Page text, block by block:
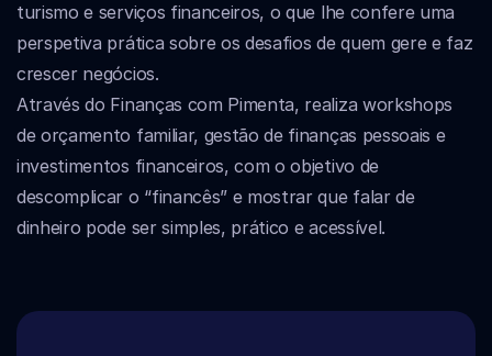
turismo e serviços financeiros, o que lhe confere uma
perspetiva prática sobre os desafios de quem gere e faz
crescer negócios.
Através do Finanças com Pimenta, realiza workshops
de orçamento familiar, gestão de finanças pessoais e
investimentos financeiros, com o objetivo de
descomplicar o “financês” e mostrar que falar de
dinheiro pode ser simples, prático e acessível.